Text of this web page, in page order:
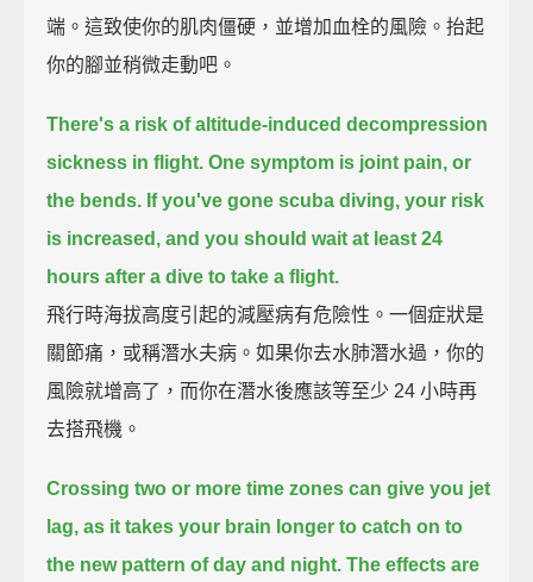
端。這致使你的肌肉僵硬，並增加血栓的風險。抬起
你的腳並稍微走動吧。
There's a risk of altitude-induced decompression
sickness in flight. One symptom is joint pain, or
the bends. If you've gone scuba diving, your risk
is increased, and you should wait at least 24
hours after a dive to take a flight.
飛行時海拔高度引起的減壓病有危險性。一個症狀是
關節痛，或稱潛水夫病。如果你去水肺潛水過，你的
風險就增高了，而你在潛水後應該等至少 24 小時再
去搭飛機。
Crossing two or more time zones can give you jet
lag, as it takes your brain longer to catch on to
the new pattern of day and night. The effects are